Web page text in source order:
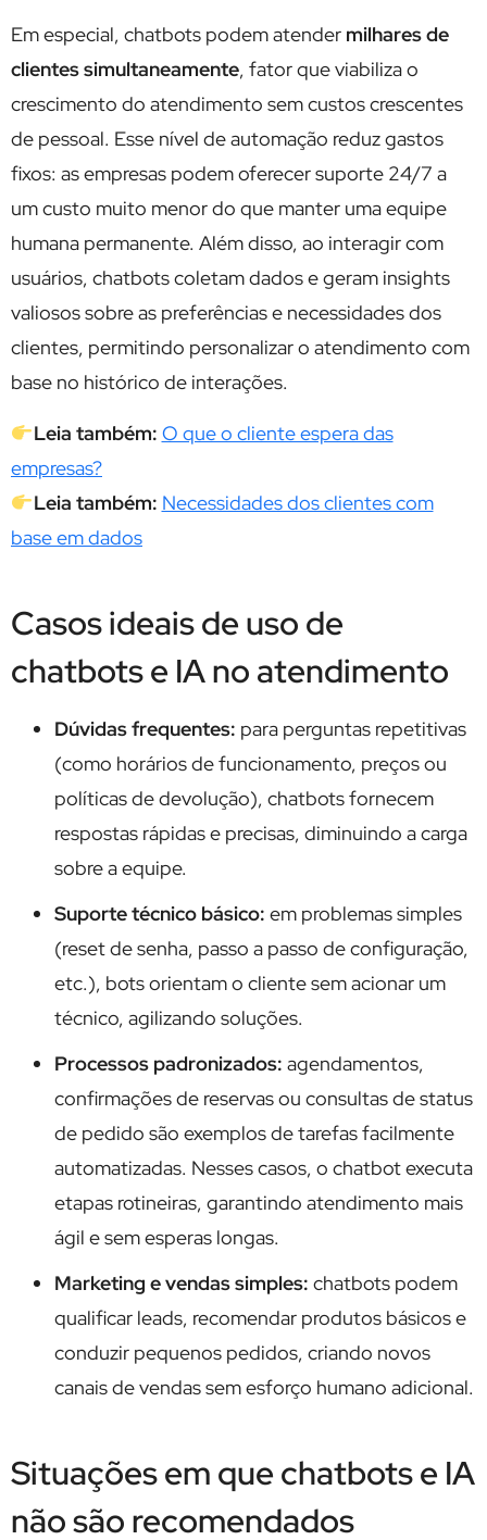
Em especial, chatbots podem atender milhares de
clientes simultaneamente, fator que viabiliza o
crescimento do atendimento sem custos crescentes
de pessoal. Esse nível de automação reduz gastos
fixos: as empresas podem oferecer suporte 24/7 a
um custo muito menor do que manter uma equipe
humana permanente. Além disso, ao interagir com
usuários, chatbots coletam dados e geram insights
valiosos sobre as preferências e necessidades dos
clientes, permitindo personalizar o atendimento com
base no histórico de interações.
Leia também: O que o cliente espera das
empresas?
Leia também: Necessidades dos clientes com
base em dados
Casos ideais de uso de
chatbots e IA no atendimento
Dúvidas frequentes: para perguntas repetitivas
(como horários de funcionamento, preços ou
políticas de devolução), chatbots fornecem
respostas rápidas e precisas, diminuindo a carga
sobre a equipe.
Suporte técnico básico: em problemas simples
(reset de senha, passo a passo de configuração,
etc.), bots orientam o cliente sem acionar um
técnico, agilizando soluções.
Processos padronizados: agendamentos,
confirmações de reservas ou consultas de status
de pedido são exemplos de tarefas facilmente
automatizadas. Nesses casos, o chatbot executa
etapas rotineiras, garantindo atendimento mais
ágil e sem esperas longas.
Marketing e vendas simples: chatbots podem
qualificar leads, recomendar produtos básicos e
conduzir pequenos pedidos, criando novos
canais de vendas sem esforço humano adicional.
Situações em que chatbots e IA
não são recomendados